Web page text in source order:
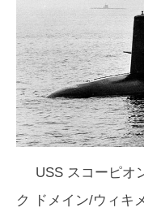
USS スコーピオ
ク ドメイン/ウィキ